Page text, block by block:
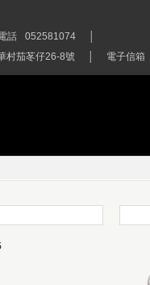
話 052581074
村茄苳仔26-8號 電子信箱